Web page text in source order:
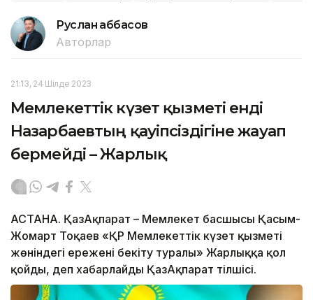
Руслан Ғаббасов
Авторлар
21:13, 24 Шілде 2023
Мемлекеттік күзет қызметі енді
Назарбаевтың қауіпсіздігіне жауап
бермейді – Жарлық
АСТАНА. ҚазАқпарат – Мемлекет басшысы Қасым-
Жомарт Тоқаев «ҚР Мемлекеттік күзет қызметі
жөніндегі ережені бекіту туралы» Жарлыққа қол
қойды, деп хабарлайды ҚазАқпарат тілшісі.